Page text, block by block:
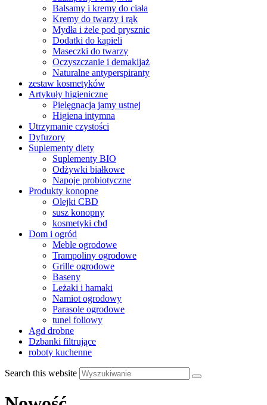
Balsamy i kremy do ciała
Kremy do twarzy i rąk
Mydła i żele pod prysznic
Dodatki do kąpieli
Maseczki do twarzy
Oczyszczanie i demakijaż
Naturalne antyperspiranty
zestaw kosmetyków
Artykuły higieniczne
Pielęgnacja jamy ustnej
Higiena intymna
Utrzymanie czystości
Dyfuzory
Suplementy diety
Suplementy BIO
Odżywki białkowe
Napoje probiotyczne
Produkty konopne
Olejki CBD
susz konopny
kosmetyki cbd
Dom i ogród
Meble ogrodowe
Trampoliny ogrodowe
Grille ogrodowe
Baseny
Leżaki i hamaki
Namiot ogrodowy
Parasole ogrodowe
tunel foliowy
Agd drobne
Dzbanki filtrujące
roboty kuchenne
Search this website